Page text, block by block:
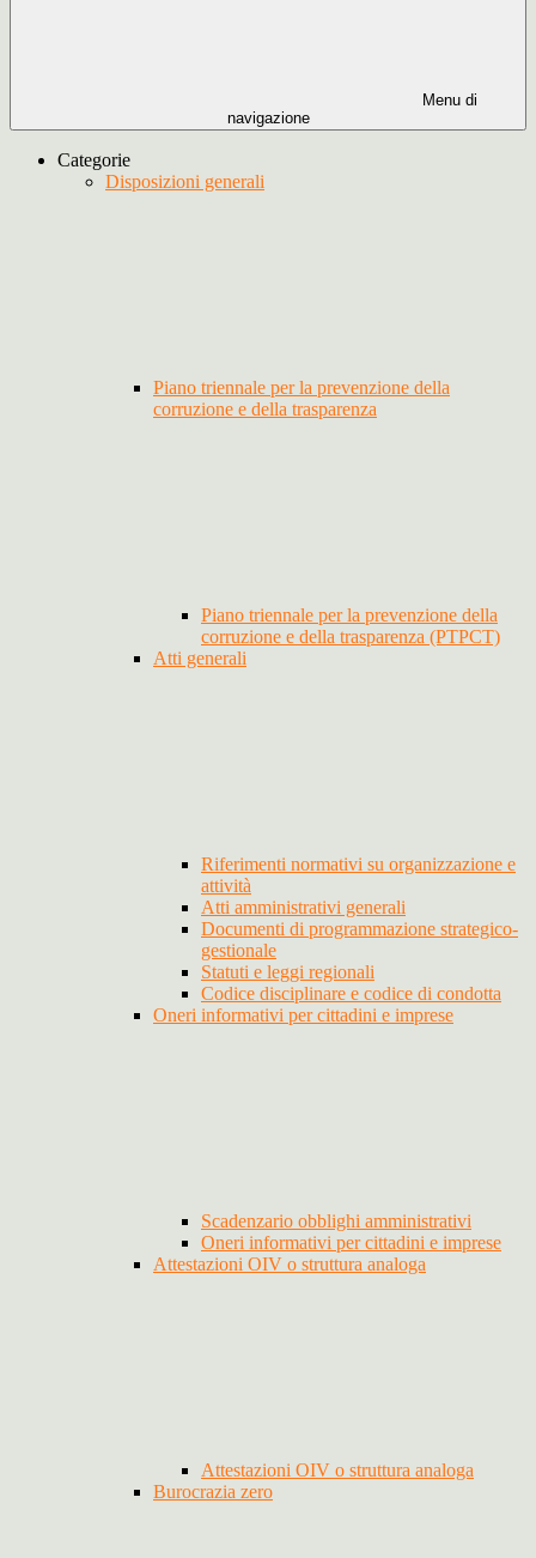
Menu di
navigazione
Categorie
Disposizioni generali
Piano triennale per la prevenzione della
corruzione e della trasparenza
Piano triennale per la prevenzione della
corruzione e della trasparenza (PTPCT)
Atti generali
Riferimenti normativi su organizzazione e
attività
Atti amministrativi generali
Documenti di programmazione strategico-
gestionale
Statuti e leggi regionali
Codice disciplinare e codice di condotta
Oneri informativi per cittadini e imprese
Scadenzario obblighi amministrativi
Oneri informativi per cittadini e imprese
Attestazioni OIV o struttura analoga
Attestazioni OIV o struttura analoga
Burocrazia zero